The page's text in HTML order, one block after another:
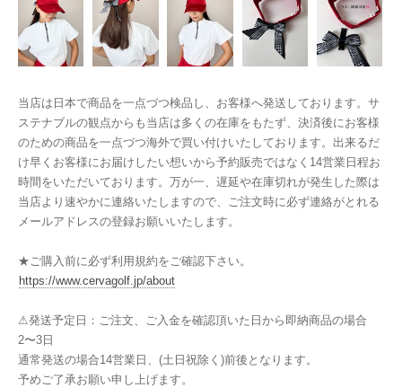
当店は日本で商品を一点づつ検品し、お客様へ発送しております。サ
ステナブルの観点からも当店は多くの在庫をもたず、決済後にお客様
のための商品を一点づつ海外で買い付けいたしております。出来るだ
け早くお客様にお届けしたい想いから予約販売ではなく14営業日程お
時間をいただいております。万が一、遅延や在庫切れが発生した際は
当店より速やかに連絡いたしますので、ご注文時に必ず連絡がとれる
メールアドレスの登録お願いいたします。
★ご購入前に必ず利用規約をご確認下さい。
https://www.cervagolf.jp/about
⚠︎発送予定日：ご注文、ご入金を確認頂いた日から即納商品の場合
2〜3日
通常発送の場合14営業日、(土日祝除く)前後となります。
予めご了承お願い申し上げます。